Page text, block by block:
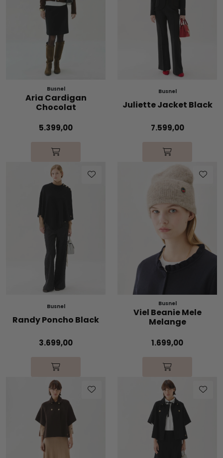
Busnel
Aria Cardigan
Chocolat
5.399,00
Busnel
Juliette Jacket Black
7.599,00
Busnel
Randy Poncho Black
3.699,00
Busnel
Viel Beanie Mele
Melange
1.699,00